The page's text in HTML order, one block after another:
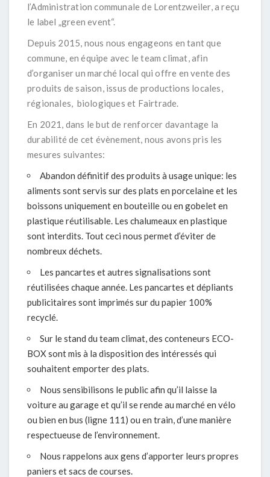
l’Administration communale de Lorentzweiler, a reçu
le label „green event“.
Depuis 2015, nous nous engageons en tant que
commune, en équipe avec le team climat, afin
d’organiser un marché local qui offre en vente des
produits de saison, issus de productions locales,
régionales, biologiques et Fairtrade.
En 2021, dans le but de renforcer davantage la
durabilité de cet évènement, nous avons pris les
mesures suivantes:
Abandon définitif des produits à usage unique: les
aliments sont servis sur des plats en porcelaine et les
boissons uniquement en bouteille ou en gobelet en
plastique réutilisable. Les chalumeaux en plastique
sont interdits. Tout ceci nous permet d’éviter de
nombreux déchets.
Les pancartes et autres signalisations sont
réutilisées chaque année. Les pancartes et dépliants
publicitaires sont imprimés sur du papier 100%
recyclé.
Sur le stand du team climat, des conteneurs ECO-
BOX sont mis à la disposition des intéressés qui
souhaitent emporter des plats.
Nous sensibilisons le public afin qu’il laisse la
voiture au garage et qu’il se rende au marché en vélo
ou bien en bus (ligne 111) ou en train, d’une manière
respectueuse de l’environnement.
Nous rappelons aux gens d’apporter leurs propres
paniers et sacs de courses.